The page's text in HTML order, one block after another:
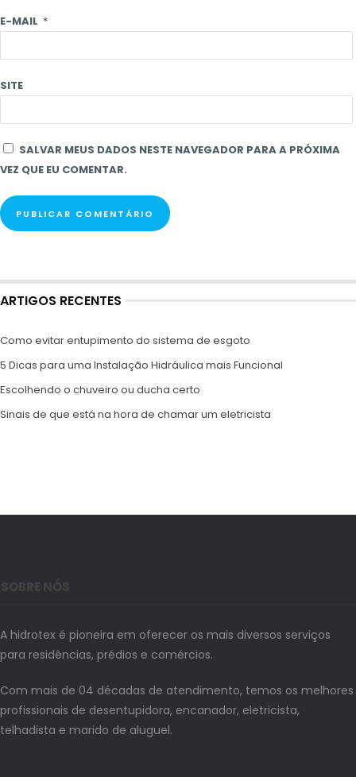
E-MAIL *
SITE
SALVAR MEUS DADOS NESTE NAVEGADOR PARA A PRÓXIMA
VEZ QUE EU COMENTAR.
ARTIGOS RECENTES
Como evitar entupimento do sistema de esgoto
5 Dicas para uma Instalação Hidráulica mais Funcional
Escolhendo o chuveiro ou ducha certo
Sinais de que está na hora de chamar um eletricista
A hidrotex é pioneira em oferecer os mais diversos serviços
para residências, prédios e comércios.
Com mais de 04 décadas de atendimento, temos os melhores
profissionais de desentupidora, encanador, eletricista,
telhadista e marido de aluguel.